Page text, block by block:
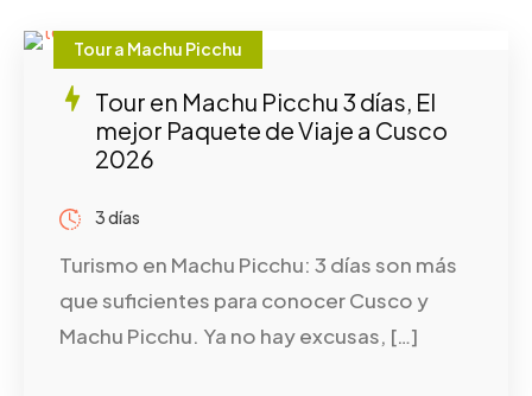
Tour a Machu Picchu
Tour en Machu Picchu 3 días, El
mejor Paquete de Viaje a Cusco
2026
3 días
Turismo en Machu Picchu: 3 días son más
que suficientes para conocer Cusco y
Machu Picchu. Ya no hay excusas, […]